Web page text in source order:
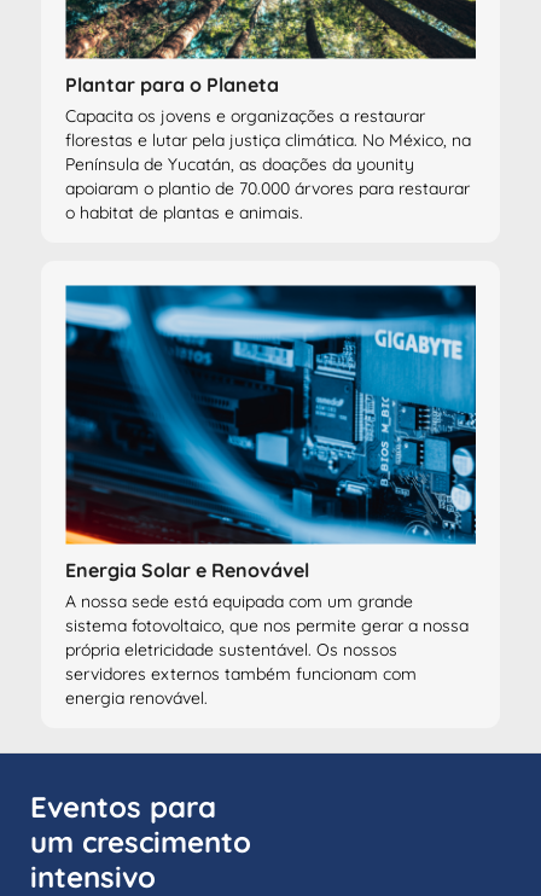
Plantar para o Planeta
Capacita os jovens e organizações a restaurar
florestas e lutar pela justiça climática. No México, na
Península de Yucatán, as doações da younity
apoiaram o plantio de 70.000 árvores para restaurar
o habitat de plantas e animais.
Energia Solar e Renovável
A nossa sede está equipada com um grande
sistema fotovoltaico, que nos permite gerar a nossa
própria eletricidade sustentável. Os nossos
servidores externos também funcionam com
energia renovável.
Eventos para
um crescimento
intensivo